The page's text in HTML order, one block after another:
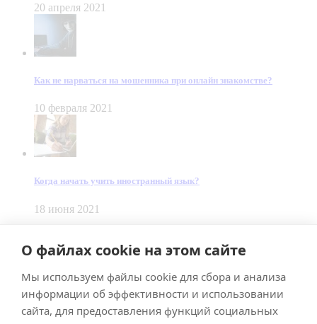
О файлах cookie на этом сайте
Мы используем файлы cookie для сбора и анализа
информации об эффективности и использовании
сайта, для предоставления функций социальных
20 апреля 2021
Как не нарваться на мошенника при онлайн знакомстве?
10 февраля 2021
Когда начать учить иностранный язык?
18 июня 2021
Made bySmart Team
ImpressumDatenschutz
Подписывайтесь на меня в Телеграм